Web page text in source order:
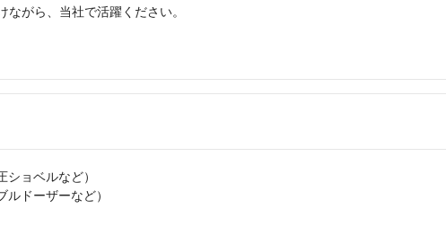
がら、当社で活躍ください。
ョベルなど）
ルドーザーなど）